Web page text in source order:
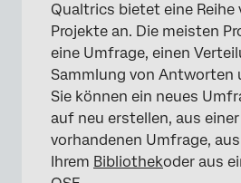
Aus der Bibliothek erstellen
Erstellen von Projekten über
Anlegen von Projekte aus
Lösungen
Erstellen von Projekten über
Qualtrics bietet eine Reihe
Projekte an. Die meisten
eine Umfrage, einen
Sammlung von Antworten
Sie können ein neues
auf neu erstellen, aus
vorhandenen Umfrage,
Ihrem Bibliothekoder aus